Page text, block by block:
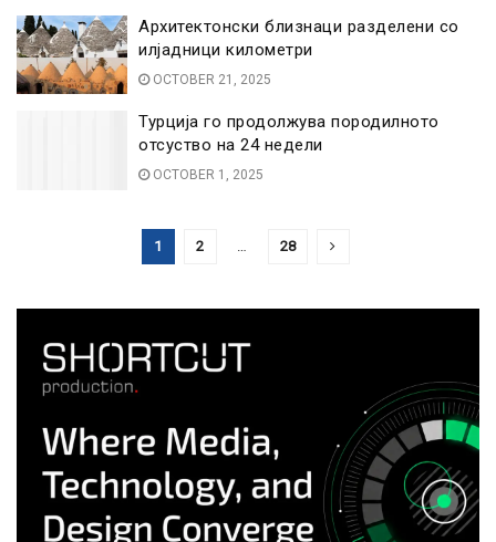
Архитектонски близнаци разделени со
илјадници километри
OCTOBER 21, 2025
Турција го продолжува породилното
отсуство на 24 недели
OCTOBER 1, 2025
1 2 28